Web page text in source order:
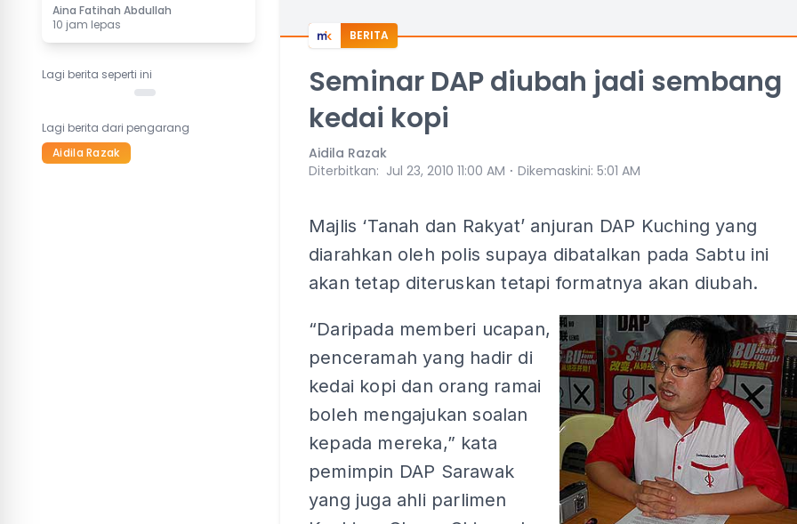
Aina Fatihah Abdullah
10 jam lepas
Lagi berita seperti ini
Lagi berita dari pengarang
Aidila Razak
BERITA
Seminar DAP diubah jadi sembang
kedai kopi
Aidila Razak
Diterbitkan: Jul 23, 2010 11:00 AM ⋅ Dikemaskini: 5:01 AM
Majlis ‘Tanah dan Rakyat’ anjuran DAP Kuching yang
diarahkan oleh polis supaya dibatalkan pada Sabtu ini
akan tetap diteruskan tetapi formatnya akan diubah.
“Daripada memberi ucapan,
penceramah yang hadir di
kedai kopi dan orang ramai
boleh mengajukan soalan
kepada mereka,” kata
pemimpin DAP Sarawak
yang juga ahli parlimen